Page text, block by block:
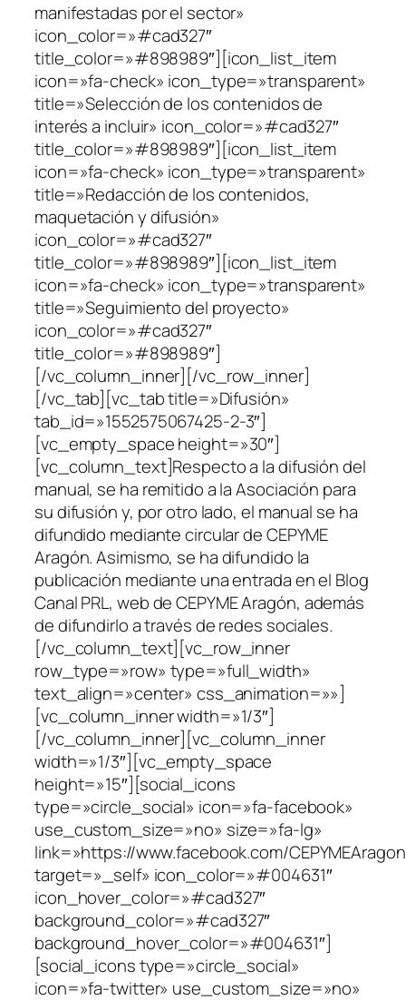
manifestadas por el sector»
icon_color=»#cad327″
title_color=»#898989″][icon_list_item
icon=»fa-check» icon_type=»transparent»
title=»Selección de los contenidos de
interés a incluir» icon_color=»#cad327″
title_color=»#898989″][icon_list_item
icon=»fa-check» icon_type=»transparent»
title=»Redacción de los contenidos,
maquetación y difusión»
icon_color=»#cad327″
title_color=»#898989″][icon_list_item
icon=»fa-check» icon_type=»transparent»
title=»Seguimiento del proyecto»
icon_color=»#cad327″
title_color=»#898989″]
[/vc_column_inner][/vc_row_inner]
[/vc_tab][vc_tab title=»Difusión»
tab_id=»1552575067425-2-3″]
[vc_empty_space height=»30″]
[vc_column_text]Respecto a la difusión del
manual, se ha remitido a la Asociación para
su difusión y, por otro lado, el manual se ha
difundido mediante circular de CEPYME
Aragón. Asimismo, se ha difundido la
publicación mediante una entrada en el Blog
Canal PRL, web de CEPYME Aragón, además
de difundirlo a través de redes sociales.
[/vc_column_text][vc_row_inner
row_type=»row» type=»full_width»
text_align=»center» css_animation=»»]
[vc_column_inner width=»1/3″]
[/vc_column_inner][vc_column_inner
width=»1/3″][vc_empty_space
height=»15″][social_icons
type=»circle_social» icon=»fa-facebook»
use_custom_size=»no» size=»fa-lg»
link=»https://www.facebook.com/
target=»_self» icon_color=»#004631″
icon_hover_color=»#cad327″
background_color=»#cad327″
background_hover_color=»#004631″]
[social_icons type=»circle_social»
icon=»fa-twitter» use_custom_size=»no»